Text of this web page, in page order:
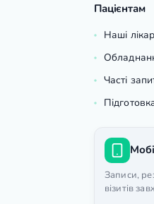
Пацієнтам
Наші
Часті
Записи,
візитів